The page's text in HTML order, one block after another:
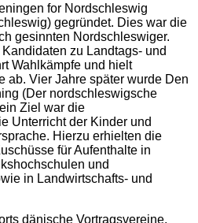
for Nordschleswig
gegründet. Dies war die
gesinnten Nordschleswiger.
zu Landtags- und
Wahlkämpfe und hielt
ab. Vier Jahre später wurde Den
(Der nordschleswigsche
Ziel war die
Unterricht der Kinder und
Hierzu erhielten die
für Aufenthalte in
und
in Landwirtschafts- und
dänische Vortragsvereine.